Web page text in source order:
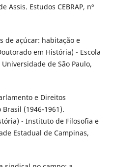
Assis. Estudos CEBRAP, nº
de açúcar: habitação e
em História) - Escola
de São Paulo,
e Direitos
(1946-1961).
- Instituto de Filosofia e
Estadual de Campinas,